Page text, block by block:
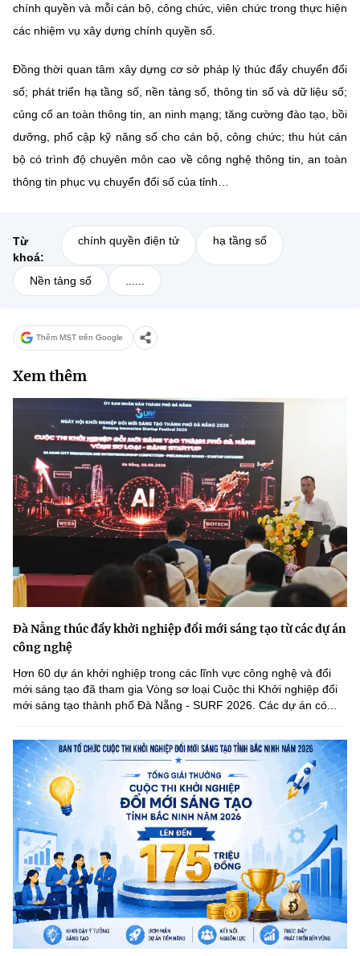
chính quyền và mỗi cán bộ, công chức, viên chức trong thực hiện
các nhiệm vụ xây dựng chính quyền số.
Đồng thời quan tâm xây dựng cơ sở pháp lý thúc đẩy chuyển đổi
số; phát triển hạ tầng số, nền tảng số, thông tin số và dữ liệu số;
củng cố an toàn thông tin, an ninh mạng; tăng cường đào tạo, bồi
dưỡng, phổ cập kỹ năng số cho cán bộ, công chức; thu hút cán
bộ có trình độ chuyên môn cao về công nghệ thông tin, an toàn
thông tin phục vụ chuyển đổi số của tỉnh…
Từ
khoá:
chính quyền điện tử hạ tầng số
Nền tảng số
Thêm MST trên Google
Xem thêm
Đà Nẵng thúc đẩy khởi nghiệp đổi mới sáng tạo từ các dự án
công nghệ
Hơn 60 dự án khởi nghiệp trong các lĩnh vực công nghệ và đổi
mới sáng tạo đã tham gia Vòng sơ loại Cuộc thi Khởi nghiệp đổi
mới sáng tạo thành phố Đà Nẵng - SURF 2026. Các dự án có...